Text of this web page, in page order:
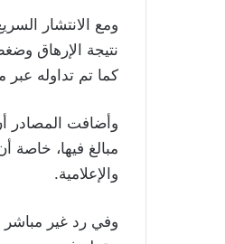
ومع الانتشار
نتيجة الإرهاق
كما تم تداوله عبر
وأضافت المصادر
مبالغ فيها، خاصة
والإعلامية.
وفي رد غير مباشر